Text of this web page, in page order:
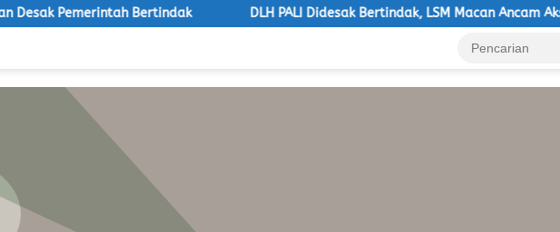
Bertindak DLH PALI Didesak Bertindak, LSM Macan Ancam Aksi Besar